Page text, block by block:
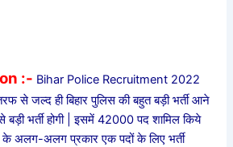
:- Bihar Police Recruitment 2022
से जल्द ही बिहार पुलिस की बहुत बड़ी भर्ती आने
भर्ती होगी | इसमें 42000 पद शामिल किये
के अलग-अलग प्रकार एक पदों के लिए भर्ती